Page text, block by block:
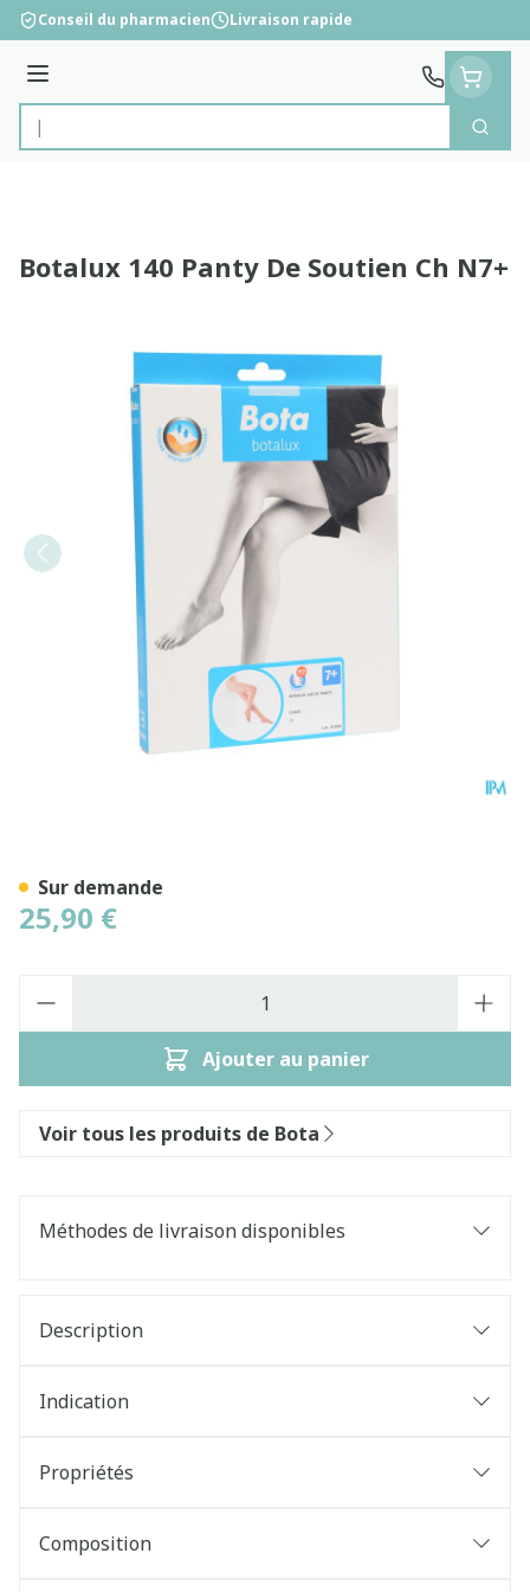
Aller au contenu
Conseil du pharmacien Livraison rapide
Menu
Rechercher
Botalux 140 Panty De Soutien Ch N7+
25,90 €
Ajouter au panier
Sur demande
Voir tous les produits de Bota
Méthodes de livraison disponibles
Description
Indication
Propriétés
Composition